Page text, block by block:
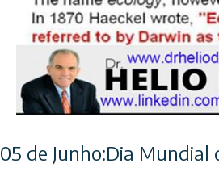
05 de Junho:Dia